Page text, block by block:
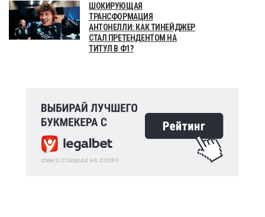
ШОКИРУЮЩАЯ
ТРАНСФОРМАЦИЯ
АНТОНЕЛЛИ: КАК ТИНЕЙДЖЕР
СТАЛ ПРЕТЕНДЕНТОМ НА
ТИТУЛ В Ф1?